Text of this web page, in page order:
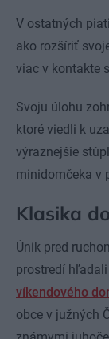
V ostatných
ako rozšíriť
viac v kontakte
Svoju úlohu
ktoré viedli k
výraznejšie
minidomčeka v
Klasika
Únik pred
prostredí
víkendového
obce v južných